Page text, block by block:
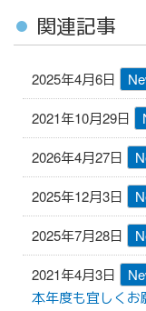
ー
シ
ョ
ン
関連記事
2025年4月6日
2021年10月29日
2026年4月27日
2025年12月3日
2025年7月28日
2021年4月3日
本年度も宜しくお